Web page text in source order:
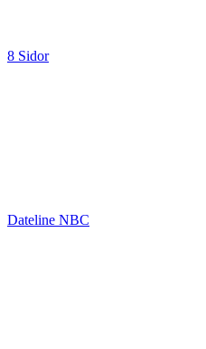
8 Sidor
Dateline NBC